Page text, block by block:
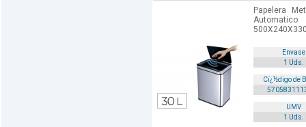
Papelera
Envase
1 Uds.
Cï¿½digo de
UMV
1 Uds.